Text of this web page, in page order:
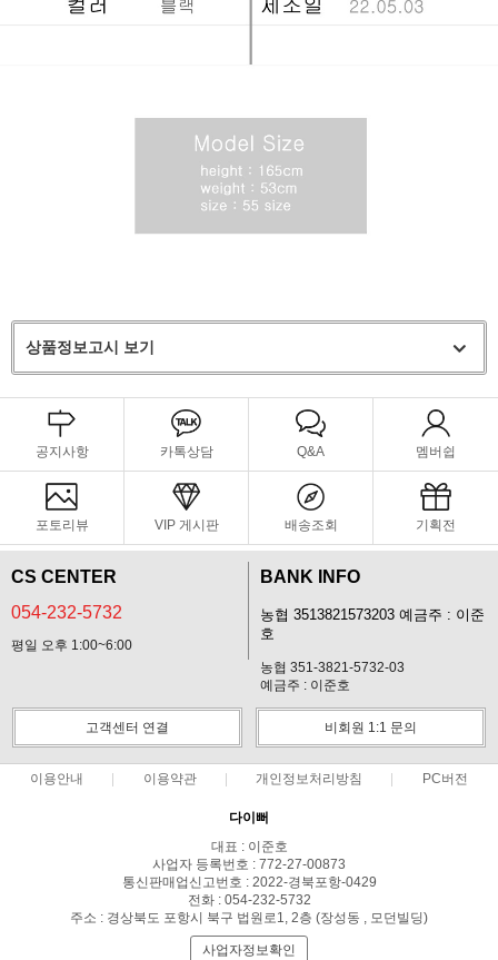
상품정보고시 보기
공지사항 카톡상담 Q&A 멤버쉽
포토리뷰 VIP 게시판 배송조회 기획전
CS CENTER
054-232-5732
평일 오후 1:00~6:00
BANK INFO
농협 3513821573203 예금주 : 이준
호
농협 351-3821-5732-03
예금주 : 이준호
고객센터 연결 비회원 1:1 문의
이용안내 이용약관 개인정보처리방침 PC버전
다이뻐
대표 : 이준호
사업자 등록번호 : 772-27-00873
통신판매업신고번호 : 2022-경북포항-0429
전화 : 054-232-5732
주소 : 경상북도 포항시 북구 법원로1, 2층 (장성동 , 모던빌딩)
사업자정보확인